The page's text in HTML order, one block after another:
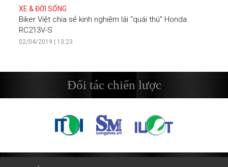
XE & ĐỜI SỐNG
Biker Việt chia sẻ kinh nghiệm lái “quái thú” Honda
RC213V-S
02/04/2019 | 13:23
Đối tác chiến lược